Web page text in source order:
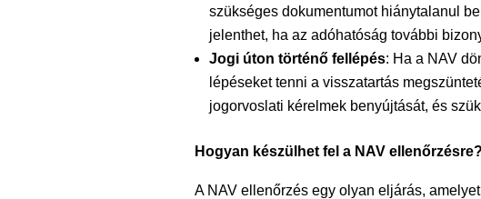
szükséges dokumentumot hiánytalanul
jelenthet, ha az adóhatóság további
Jogi úton történő fellépés: Ha a NAV
lépéseket tenni a visszatartás
jogorvoslati kérelmek benyújtását, és
Hogyan készülhet fel a NAV ellenőrzésre?
A NAV ellenőrzés egy olyan eljárás,